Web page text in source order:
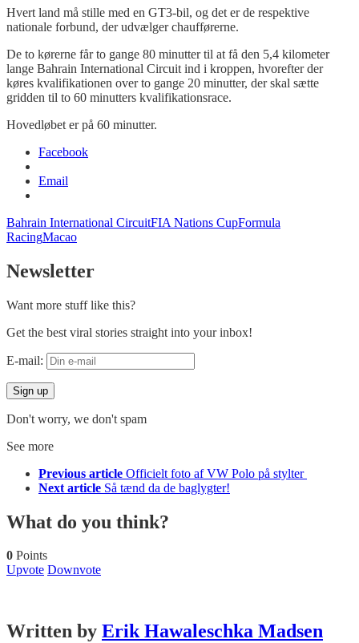
Hvert land må stille med en GT3-bil, og det er de respektive
nationale forbund, der udvælger chaufførerne.
De to kørerne får to gange 80 minutter til at få den 5,4 kilometer
lange Bahrain International Circuit ind i kroppen, hvorefter der
køres kvalifikationen over to gange 20 minutter, der skal sætte
gridden til to 60 minutters kvalifikationsrace.
Hovedløbet er på 60 minutter.
Facebook
Email
Bahrain International CircuitFIA Nations CupFormula
RacingMacao
Newsletter
Want more stuff like this?
Get the best viral stories straight into your inbox!
E-mail:
Don't worry, we don't spam
See more
Previous article Officielt foto af VW Polo på stylter
Next article Så tænd da de baglygter!
What do you think?
0 Points
Upvote Downvote
Written by Erik Hawaleschka Madsen